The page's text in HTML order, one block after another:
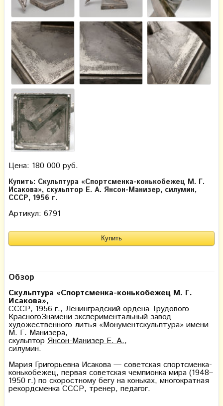
Цена: 180 000 руб.
Купить: Скульптура «Cпортсменка-конькобежец М. Г.
Исакова», скульптор Е. А. Янсон-Манизер, силумин,
СССР, 1956 г.
Артикул: 6791
Обзор
Скульптура «Cпортсменка-конькобежец М. Г.
Исакова»,
СССР, 1956 г., Ленинградский ордена Трудового
КрасногоЗнамени экспериментальный завод
художественного литья «Монументскульптура» имени
М. Г. Манизера,
скульптор Янсон-Манизер Е. А.,
силумин.
Мария Григорьевна Исакова — советская спортсменка-
конькобежец, первая советская чемпионка мира (1948–
1950 г.) по скоростному бегу на коньках, многократная
рекордсменка СССР, тренер, педагог.